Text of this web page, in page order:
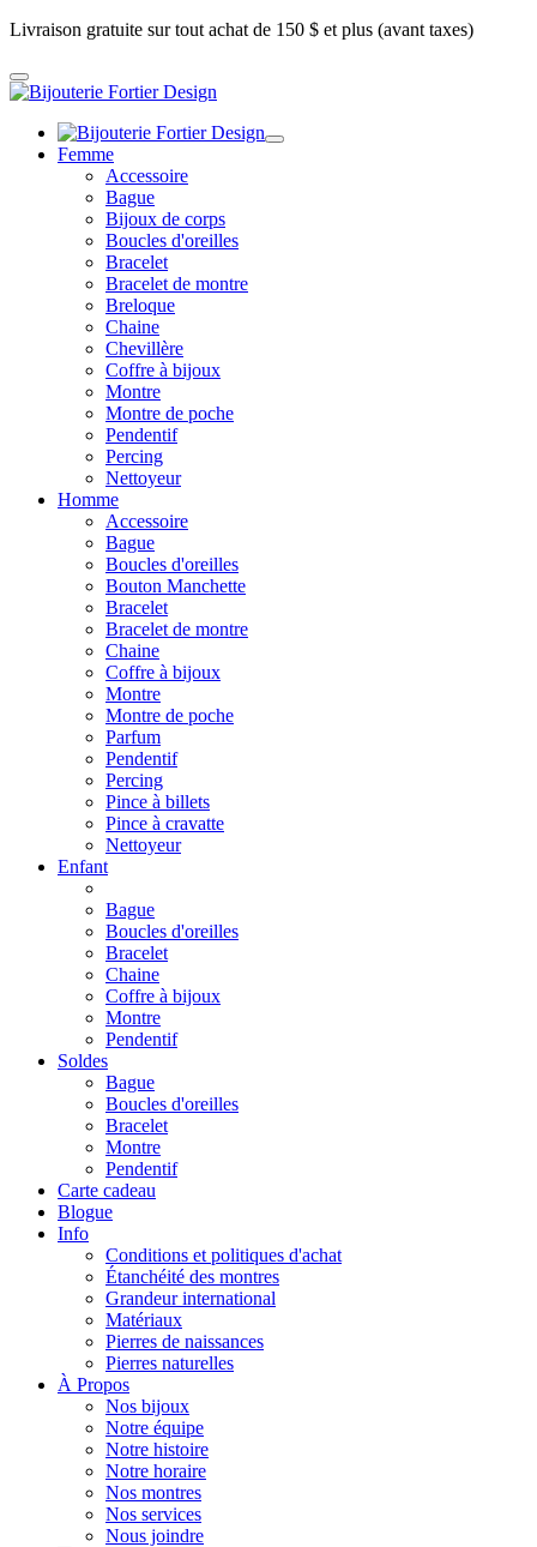
Livraison gratuite sur tout achat de 150 $ et plus (avant taxes)
Femme
Accessoire
Bague
Bijoux de corps
Boucles d'oreilles
Bracelet
Bracelet de montre
Breloque
Chaine
Chevillère
Coffre à bijoux
Montre
Montre de poche
Pendentif
Percing
Nettoyeur
Homme
Accessoire
Bague
Boucles d'oreilles
Bouton Manchette
Bracelet
Bracelet de montre
Chaine
Coffre à bijoux
Montre
Montre de poche
Parfum
Pendentif
Percing
Pince à billets
Pince à cravatte
Nettoyeur
Enfant
Bague
Boucles d'oreilles
Bracelet
Chaine
Coffre à bijoux
Montre
Pendentif
Soldes
Bague
Boucles d'oreilles
Bracelet
Montre
Pendentif
Carte cadeau
Blogue
Info
Conditions et politiques d'achat
Étanchéité des montres
Grandeur international
Matériaux
Pierres de naissances
Pierres naturelles
À Propos
Nos bijoux
Notre équipe
Notre histoire
Notre horaire
Nos montres
Nos services
Nous joindre